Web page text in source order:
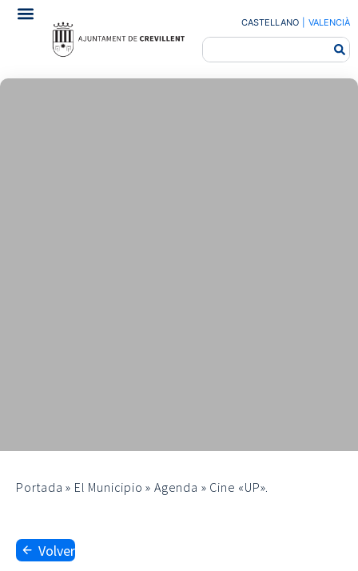
CASTELLANO VALENCIÀ
Portada » El Municipio »Agenda » Cine «UP».
Volver